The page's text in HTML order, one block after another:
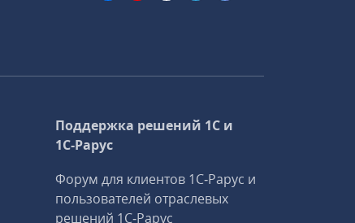
Поддержка решений 1С и
1С‑Рарус
Форум для клиентов 1С‑Рарус и
пользователей отраслевых
решений 1С‑Рарус